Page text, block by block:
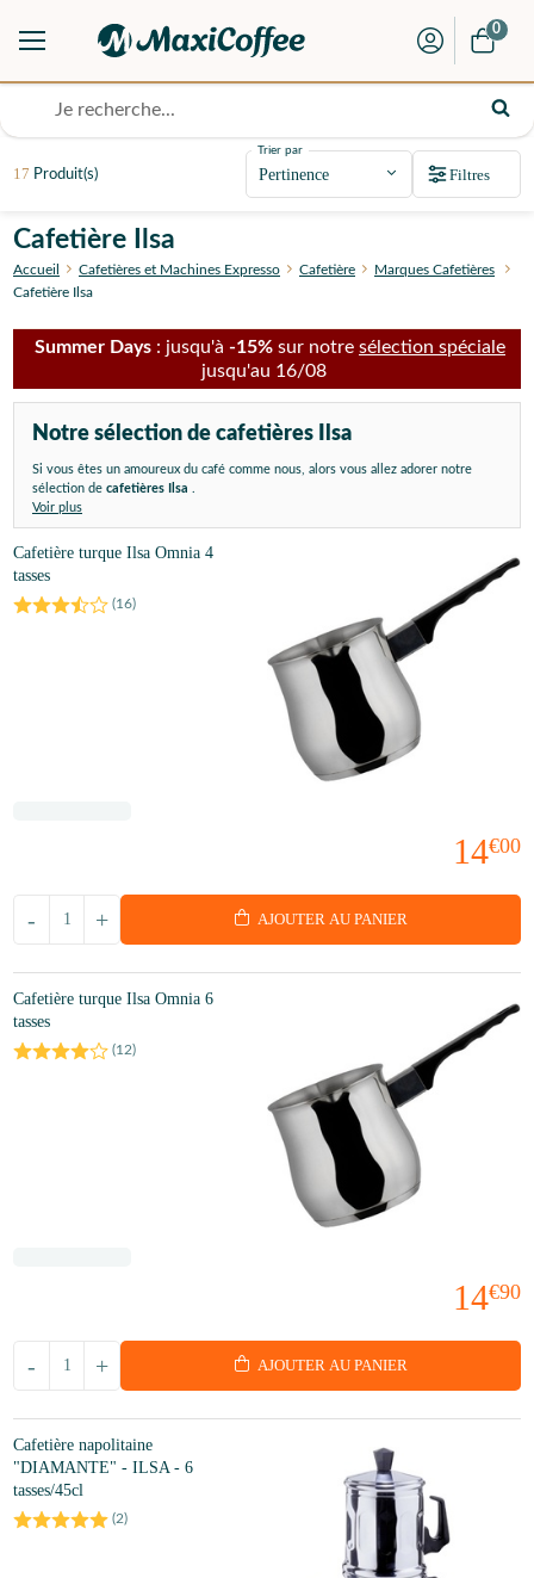
0
Cafetière Ilsa
Accueil Cafetières et Machines Expresso Cafetière
Marques Cafetières
Cafetière Ilsa
Summer Days : jusqu'à -15% sur notre sélection spéciale
jusqu'au 16/08
Notre sélection de cafetières Ilsa
Si vous êtes un amoureux du café comme nous, alors vous allez adorer notre
sélection de cafetières Ilsa
Voir plus
17 Produit(s)
Trier par
Filtres
Cafetière turque Ilsa Omnia 4
tasses
(16)
14€00
+
- AJOUTER AU PANIER
Cafetière turque Ilsa Omnia 6
tasses
(12)
14€90
+
- AJOUTER AU PANIER
Cafetière napolitaine
"DIAMANTE" - ILSA - 6
tasses/45cl
(2)